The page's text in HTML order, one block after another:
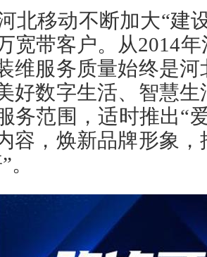
北移动不断加大“建
宽带客户。从2014
维服务质量始终是
好数字生活、智慧
务范围，适时推出“
容，焕新品牌形象